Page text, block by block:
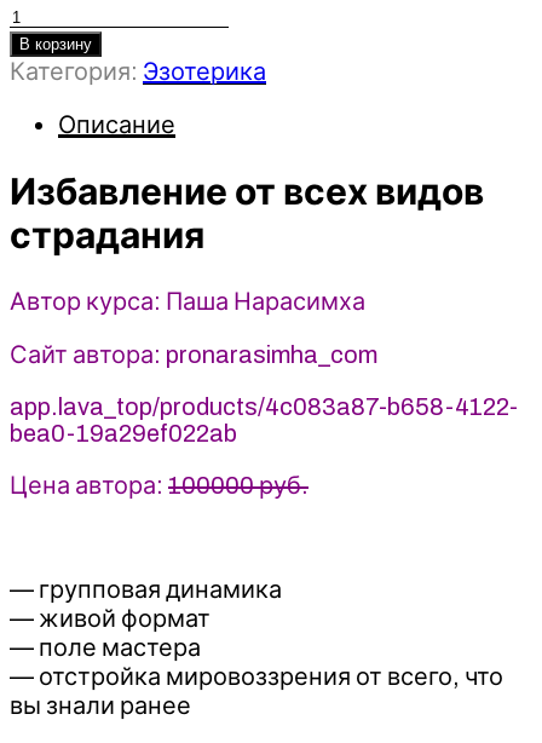
Количество
товара
Избавление
всех
страдания
Паша
(2025)
В корзину
Категория: Эзотерика
Описание
Избавление от всех видов
страдания
Автор курса: Паша Нарасимха
Сайт автора: pronarasimha_com
app.lava_top/products/4c083a87-b658-4122-
bea0-19a29ef022ab
Цена автора: 100000 руб.
— групповая динамика
— живой формат
— поле мастера
— отстройка мировоззрения от всего, что
вы знали ранее